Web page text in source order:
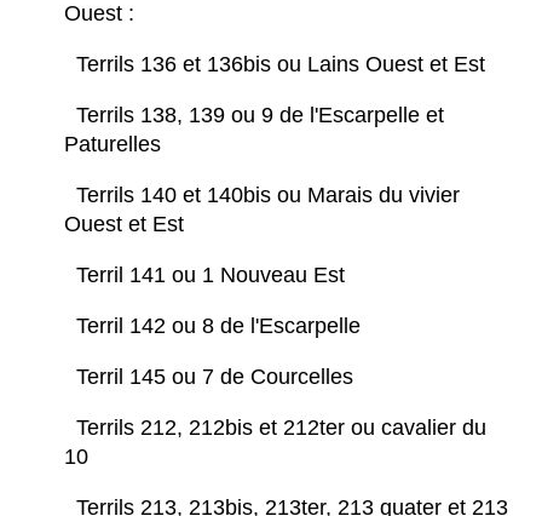
Ouest :
Terrils 136 et 136bis ou Lains Ouest et Est
Terrils 138, 139 ou 9 de l'Escarpelle et
Paturelles
Terrils 140 et 140bis ou Marais du vivier
Ouest et Est
Terril 141 ou 1 Nouveau Est
Terril 142 ou 8 de l'Escarpelle
Terril 145 ou 7 de Courcelles
Terrils 212, 212bis et 212ter ou cavalier du
10
Terrils 213, 213bis, 213ter, 213 quater et 213